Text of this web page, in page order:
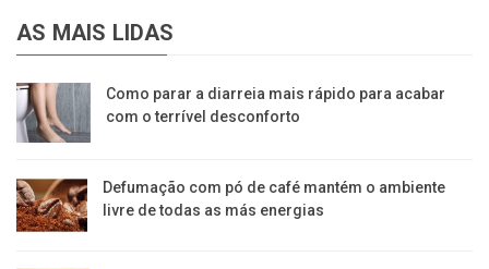
AS MAIS LIDAS
Como parar a diarreia mais rápido para acabar
com o terrível desconforto
Defumação com pó de café mantém o ambiente
livre de todas as más energias